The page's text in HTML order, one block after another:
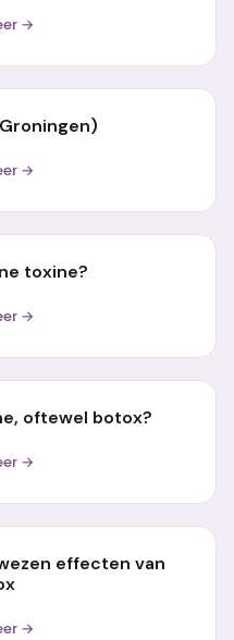
→
→
toxine?
→
oftewel botox?
→
effecten van
→